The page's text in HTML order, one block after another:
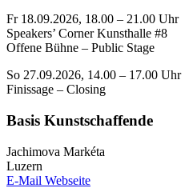
Fr 18.09.2026, 18.00 – 21.00 Uhr
Speakers’ Corner Kunsthalle #8
Offene Bühne – Public Stage
So 27.09.2026, 14.00 – 17.00 Uhr
Finissage – Closing
Basis Kunstschaffende
Jachimova Markéta
Luzern
E-Mail Webseite